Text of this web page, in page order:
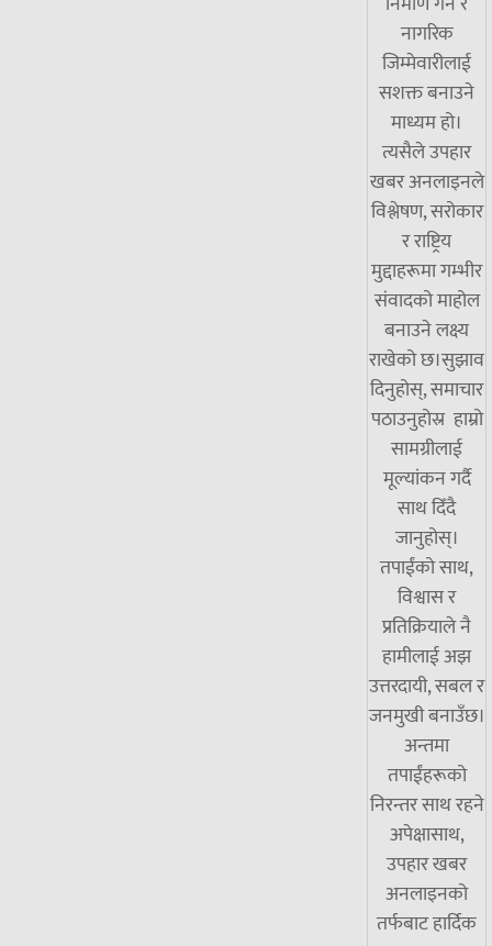
नागरिक
जिम्मेवारीलाई
सशक्त बनाउने
माध्यम हो।
त्यसैले उपहार
खबर अनलाइनले
विश्लेषण, सरोकार
र राष्ट्रिय
मुद्दाहरूमा गम्भीर
संवादको माहोल
बनाउने लक्ष्य
राखेको छ।सुझाव
दिनुहोस्, समाचार
पठाउनुहोस्र हाम्रो
सामग्रीलाई
मूल्यांकन गर्दै
साथ दिँदै
जानुहोस्।
तपाईंको साथ,
विश्वास र
प्रतिक्रियाले नै
हामीलाई अझ
उत्तरदायी, सबल र
जनमुखी बनाउँछ।
अन्तमा
तपाईंहरूको
निरन्तर साथ रहने
अपेक्षासाथ,
उपहार खबर
अनलाइनको
तर्फबाट हार्दिक